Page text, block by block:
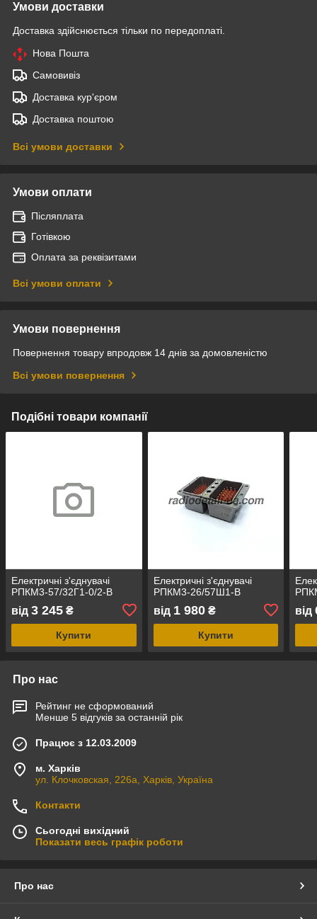
Умови доставки
Доставка здійснюється тільки по передоплаті.
Нова Пошта
Самовивіз
Доставка кур'єром
Доставка поштою
Всі умови доставки
Умови оплати
Післяплата
Готівкою
Оплата за реквізитами
Всі умови оплати
Умови повернення
Повернення товару впродовж 14 днів за домовленістю
Всі умови повернення
Подібні товари компанії
Електричні з'єднувачі
РПКМ3-57/32Г1-0/2-В
від 3 245 ₴
Купити
Електричні з'єднувачі
РПКМ3-26/57Ш1-В
від 1 980₴
Купити
від
Про нас
Рейтинг не сформований
Менше 5 відгуків за останній рік
Працює з 12.03.2009
м. Харків
ул. Клочковская, 226а, Харків, Україна
Контакти
Сьогодні вихідний
Показати весь графік роботи
Про нас